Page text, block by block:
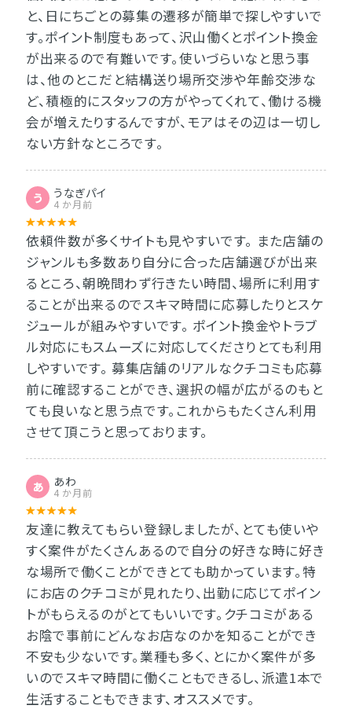
と、日にちごとの募集の遷移が簡単で探しやすいで
す。ポイント制度もあって、沢山働くとポイント換金
が出来るので有難いです。使いづらいなと思う事
は、他のとこだと結構送り場所交渉や年齢交渉な
ど、積極的にスタッフの方がやってくれて、働ける機
会が増えたりするんですが、モアはその辺は一切し
ない方針なところです。
う うなぎパイ
4 か月前
依頼件数が多くサイトも見やすいです。 また店舗の
ジャンルも多数あり自分に合った店舗選びが出来
るところ、朝晩問わず行きたい時間、場所に利用す
ることが出来るのでスキマ時間に応募したりとスケ
ジュールが組みやすいです。 ポイント換金やトラブ
ル対応にもスムーズに対応してくださりとても利用
しやすいです。 募集店舗のリアルなクチコミも応募
前に確認することができ、選択の幅が広がるのもと
ても良いなと思う点です。これからもたくさん利用
させて頂こうと思っております。
あ あわ
4 か月前
友達に教えてもらい登録しましたが、とても使いや
すく案件がたくさんあるので自分の好きな時に好き
な場所で働くことができとても助かっています。特
にお店のクチコミが見れたり、出勤に応じてポイン
トがもらえるのがとてもいいです。クチコミがある
お陰で事前にどんなお店なのかを知ることができ
不安も少ないです。業種も多く、とにかく案件が多
いのでスキマ時間に働くこともできるし、派遣1本で
生活することもできます、オススメです。